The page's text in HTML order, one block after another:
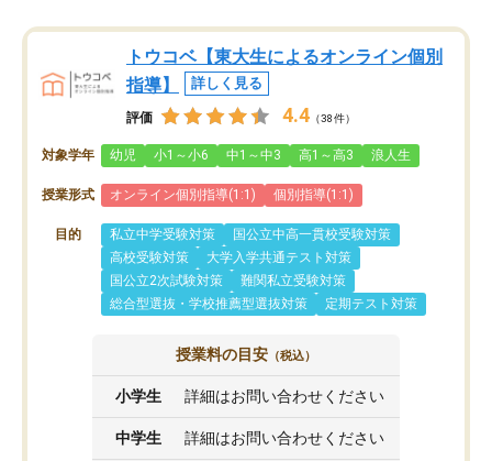
トウコベ【東大生によるオンライン個別
指導】
詳しく見る
評価 4.4 （38件）
対象学年 幼児 小1～小6 中1～中3 高1～高3 浪人生
授業形式 オンライン個別指導(1:1) 個別指導(1:1)
目的 私立中学受験対策
国公立中高一貫校受験対策
高校受験対策
大学入学共通テスト対策
国公立2次試験対策
難関私立受験対策
総合型選抜・学校推薦型選抜対策
定期テスト対策
授業料の目安 （税込）
小学生 詳細はお問い合わせください
中学生 詳細はお問い合わせください